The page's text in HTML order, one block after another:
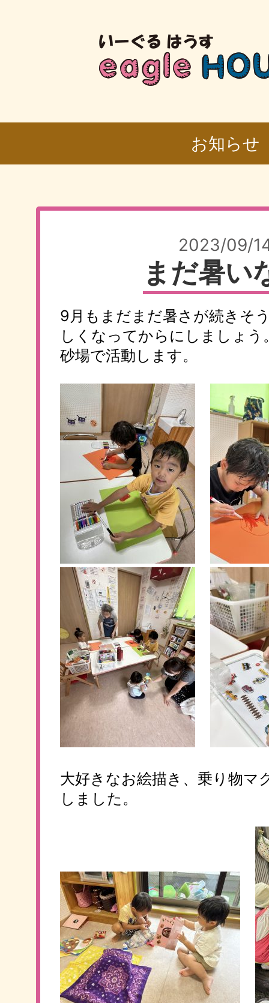
お知らせ
2023/09/
まだ暑い
9月もまだまだ暑さが続きそ
しくなってからにしましょ
砂場で活動します。
大好きなお絵描き、乗り物マ
しました。